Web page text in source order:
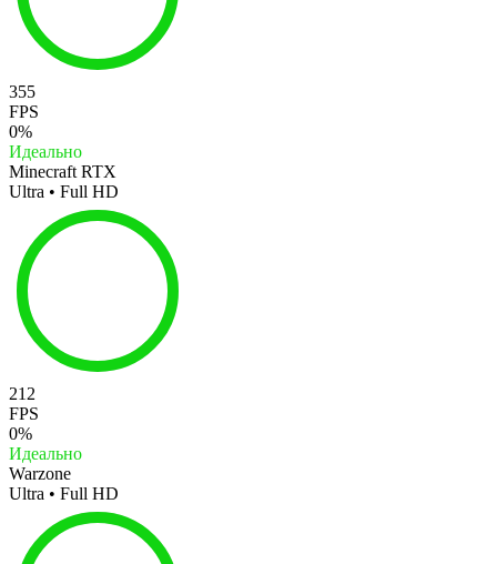
355
FPS
0%
Идеально
Minecraft RTX
Ultra • Full HD
212
FPS
0%
Идеально
Warzone
Ultra • Full HD